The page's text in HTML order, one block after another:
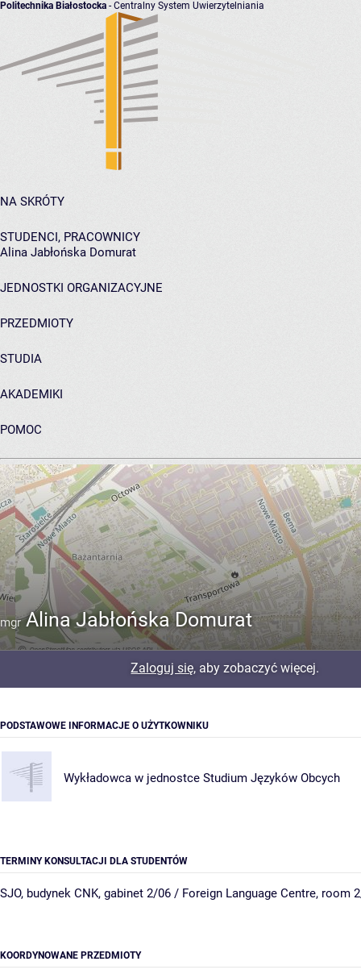
Politechnika Białostocka - Centralny System Uwierzytelniania
NA SKRÓTY
STUDENCI, PRACOWNICY
Alina Jabłońska Domurat
JEDNOSTKI ORGANIZACYJNE
PRZEDMIOTY
STUDIA
AKADEMIKI
POMOC
ARCHIWUM PRAC DYPLOMOWYCH
mgr Alina Jabłońska Domurat
Zaloguj się, aby zobaczyć więcej.
PODSTAWOWE INFORMACJE O UŻYTKOWNIKU
Wykładowca w jednostce Studium Języków Obcych
TERMINY KONSULTACJI DLA STUDENTÓW
SJO, budynek CNK, gabinet 2/06 / Foreign Language Centre, room
KOORDYNOWANE PRZEDMIOTY